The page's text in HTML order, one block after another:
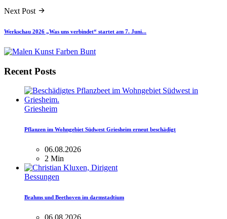
Next Post
Werkschau 2026 „Was uns verbindet“ startet am 7. Juni...
Recent Posts
Griesheim
Pflanzen im Wohngebiet Südwest Griesheim erneut beschädigt
06.08.2026
2 Min
Bessungen
Brahms und Beethoven im darmstadtium